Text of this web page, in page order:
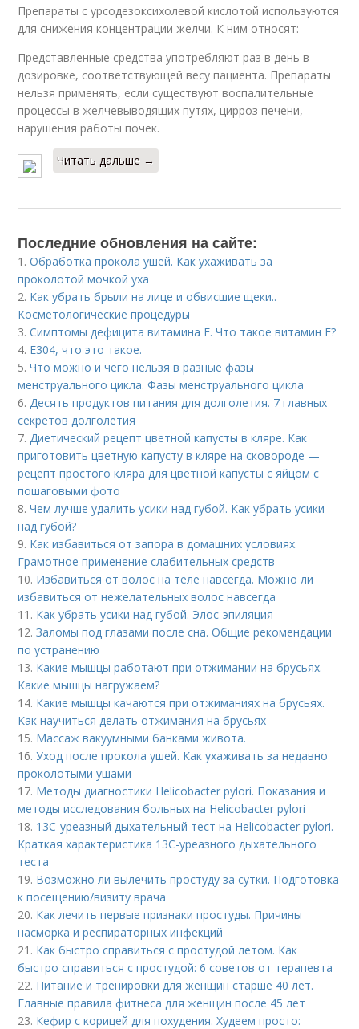
Препараты с урсодезоксихолевой кислотой используются
для снижения концентрации желчи. К ним относят:
Представленные средства употребляют раз в день в
дозировке, соответствующей весу пациента. Препараты
нельзя применять, если существуют воспалительные
процессы в желчевыводящих путях, цирроз печени,
нарушения работы почек.
Читать дальше →
Последние обновления на сайте:
1.Обработка прокола ушей. Как ухаживать за
проколотой мочкой уха
2. Как убрать брыли на лице и обвисшие щеки..
Косметологические процедуры
3.Симптомы дефицита витамина E. Что такое витамин Е?
4. Е304, что это такое.
5.Что можно и чего нельзя в разные фазы
менструального цикла. Фазы менструального цикла
6. Десять продуктов питания для долголетия. 7 главных
секретов долголетия
7. Диетический рецепт цветной капусты в кляре. Как
приготовить цветную капусту в кляре на сковороде —
рецепт простого кляра для цветной капусты с яйцом с
пошаговыми фото
8.Чем лучше удалить усики над губой. Как убрать усики
над губой?
9. Как избавиться от запора в домашних условиях.
Грамотное применение слабительных средств
10. Избавиться от волос на теле навсегда. Можно ли
избавиться от нежелательных волос навсегда
11. Как убрать усики над губой. Элос-эпиляция
12.Заломы под глазами после сна. Общие рекомендации
по устранению
13. Какие мышцы работают при отжимании на брусьях.
Какие мышцы нагружаем?
14. Какие мышцы качаются при отжиманиях на брусьях.
Как научиться делать отжимания на брусьях
15. Массаж вакуумными банками живота.
16.Уход после прокола ушей. Как ухаживать за недавно
проколотыми ушами
17. Методы диагностики Helicobacter pylori. Показания и
методы исследования больных на Helicobacter pylori
18. 13С-уреазный дыхательный тест на Helicobacter pylori.
Краткая характеристика 13С-уреазного дыхательного
теста
19. Возможно ли вылечить простуду за сутки. Подготовка
к посещению/визиту врача
20. Как лечить первые признаки простуды. Причины
насморка и респираторных инфекций
21. Как быстро справиться с простудой летом. Как
быстро справиться с простудой: 6 советов от терапевта
22. Питание и тренировки для женщин старше 40 лет.
Главные правила фитнеса для женщин после 45 лет
23. Кефир с корицей для похудения. Худеем просто: